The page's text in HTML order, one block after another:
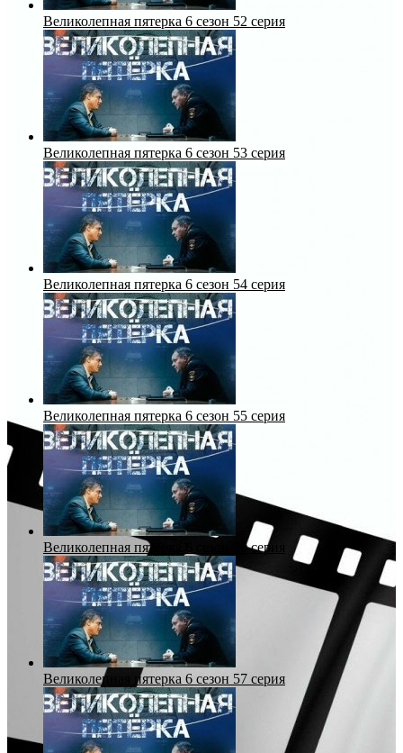
Великолепная пятерка 6 сезон 52 серия
Великолепная пятерка 6 сезон 53 серия
Великолепная пятерка 6 сезон 54 серия
Великолепная пятерка 6 сезон 55 серия
Великолепная пятерка 6 сезон 56 серия
Великолепная пятерка 6 сезон 57 серия